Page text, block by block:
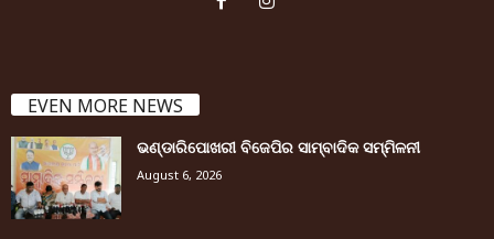
EVEN MORE NEWS
ଭଣ୍ଡାରିପୋଖରୀ ବିଜେପିର ସାମ୍ବାଦିକ ସମ୍ମିଳନୀ
August 6, 2026